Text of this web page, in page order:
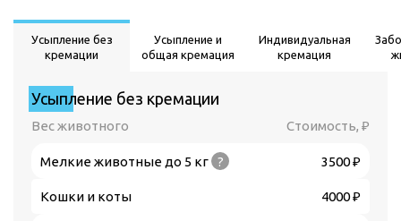
Усыпление без
кремации
Усыпление и
общая кремация
Индивидуальная
кремация
Усыпление без кремации
Вес животного Стоимость, ₽
Мелкие животные до 5 кг ? 3500 ₽
Кошки и коты 4000 ₽